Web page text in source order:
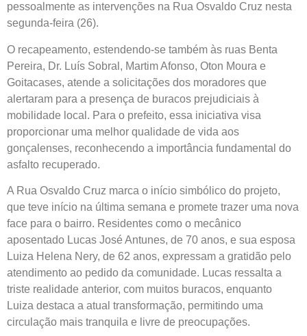
pessoalmente as intervenções na Rua Osvaldo Cruz nesta
segunda-feira (26).
O recapeamento, estendendo-se também às ruas Benta
Pereira, Dr. Luís Sobral, Martim Afonso, Oton Moura e
Goitacases, atende a solicitações dos moradores que
alertaram para a presença de buracos prejudiciais à
mobilidade local. Para o prefeito, essa iniciativa visa
proporcionar uma melhor qualidade de vida aos
gonçalenses, reconhecendo a importância fundamental do
asfalto recuperado.
A Rua Osvaldo Cruz marca o início simbólico do projeto,
que teve início na última semana e promete trazer uma nova
face para o bairro. Residentes como o mecânico
aposentado Lucas José Antunes, de 70 anos, e sua esposa
Luiza Helena Nery, de 62 anos, expressam a gratidão pelo
atendimento ao pedido da comunidade. Lucas ressalta a
triste realidade anterior, com muitos buracos, enquanto
Luiza destaca a atual transformação, permitindo uma
circulação mais tranquila e livre de preocupações.